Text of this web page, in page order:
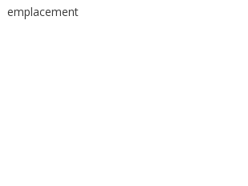
emplacement